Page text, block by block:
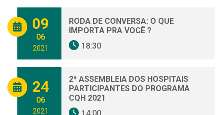
09
06
2021
RODA DE CONVERSA: O QUE
IMPORTA PRA VOCÊ ?
18:30
24
06
2021
2ª ASSEMBLEIA DOS HOSPITAIS
PARTICIPANTES DO PROGRAMA
CQH 2021